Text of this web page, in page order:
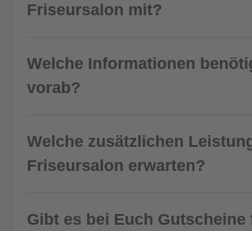
Friseursalon mit?
Welche Informationen
vorab?
Welche zusätzlichen
Friseursalon erwarten?
Gibt es bei Euch